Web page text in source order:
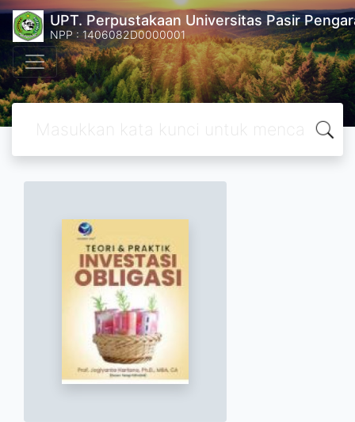
UPT. Perpustakaan Universitas Pasir
NPP : 1406082D0000001